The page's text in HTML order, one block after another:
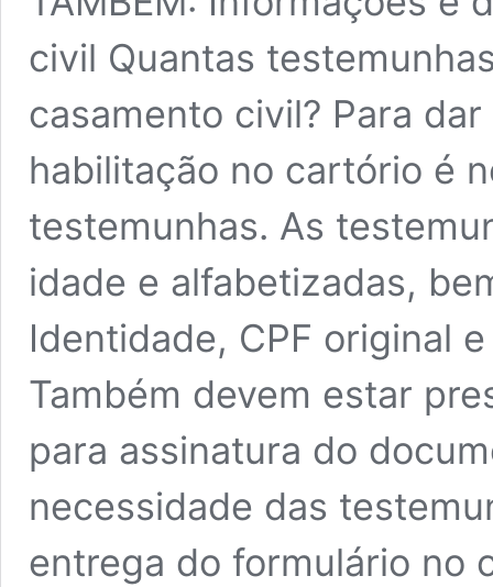
civil Quantas
casamento civil? Para
habilitação no cartório é
testemunhas. As
idade e alfabetizadas,
Identidade, CPF original
Também devem estar
para assinatura do
necessidade das
entrega do formulário no